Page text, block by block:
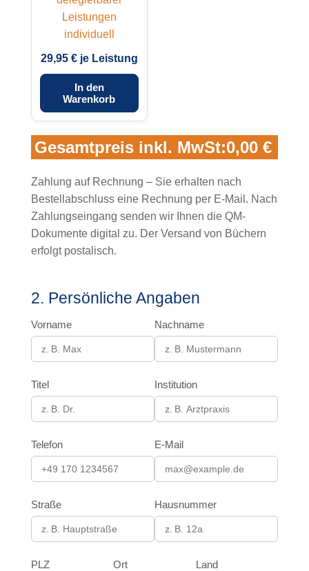
29,95 € je Leistung
In den
Warenkorb
Gesamtpreis inkl. MwSt:0,00 €
Zahlung auf Rechnung – Sie erhalten nach
Bestellabschluss eine Rechnung per E-Mail. Nach
Zahlungseingang senden wir Ihnen die QM-
Dokumente digital zu. Der Versand von Büchern
erfolgt postalisch.
2. Persönliche Angaben
Vorname Nachname
Titel Institution
Telefon E-Mail
Straße Hausnummer
PLZ Ort Land